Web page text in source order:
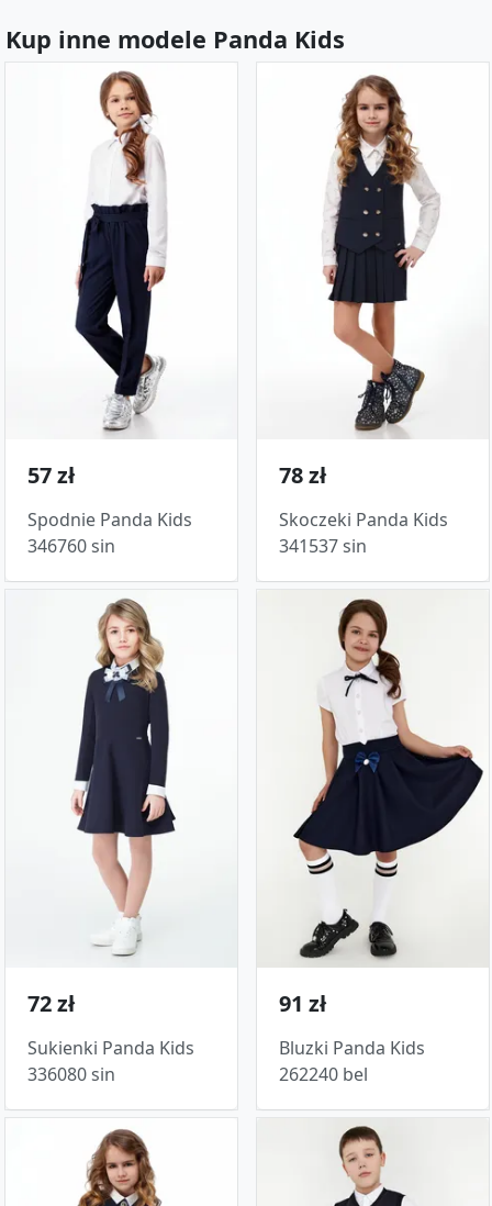
Kup inne modele Panda Kids
57 zł
Spodnie Panda Kids
346760 sin
78 zł
Skoczeki Panda Kids
341537 sin
72 zł
Sukienki Panda Kids
336080 sin
91 zł
Bluzki Panda Kids
262240 bel